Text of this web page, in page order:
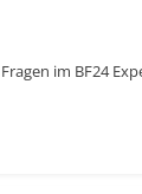
im BF24